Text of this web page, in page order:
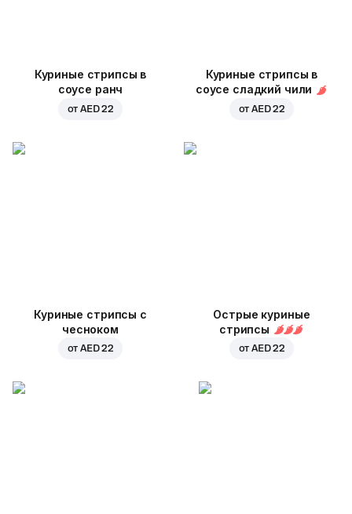
Куриные стрипсы в
соусе ранч
отAED 22
Куриные стрипсы в
соусе сладкий чили
отAED 22
Куриные стрипсы с
чесноком
отAED 22
Острые куриные
стрипсы
отAED 22